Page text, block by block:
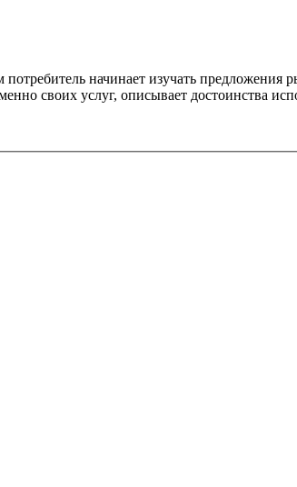
начинает изучать предложения
своих услуг, описывает достоинства